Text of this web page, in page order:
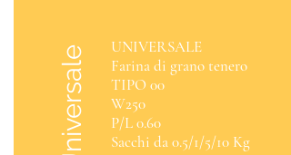
Universale
UNIVERSALE
Farina di grano tenero
TIPO 00
W250
P/L 0.60
Sacchi da 0.5/1/5/10 Kg